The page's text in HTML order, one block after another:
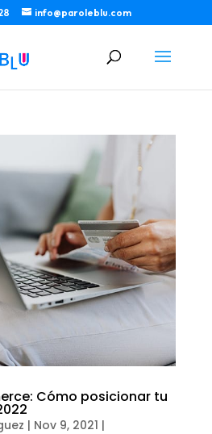
info@paroleblu.com
Cómo posicionar tu
| Nov 9, 2021 |